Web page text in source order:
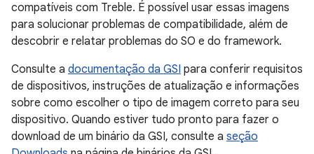
compatíveis com Treble. É possível usar essas imagens
para solucionar problemas de compatibilidade, além de
descobrir e relatar problemas do SO e do framework.
Consulte a documentação da GSI para conferir requisitos
de dispositivos, instruções de atualização e informações
sobre como escolher o tipo de imagem correto para seu
dispositivo. Quando estiver tudo pronto para fazer o
download de um binário da GSI, consulte a seção